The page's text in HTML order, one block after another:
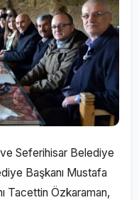
Seferihisar Belediye
Başkanı Mustafa
Tacettin Özkaraman,